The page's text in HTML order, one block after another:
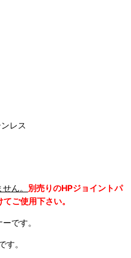
レス
ん。 別売りのHPジョイントパ
ご使用下さい。
です。
。